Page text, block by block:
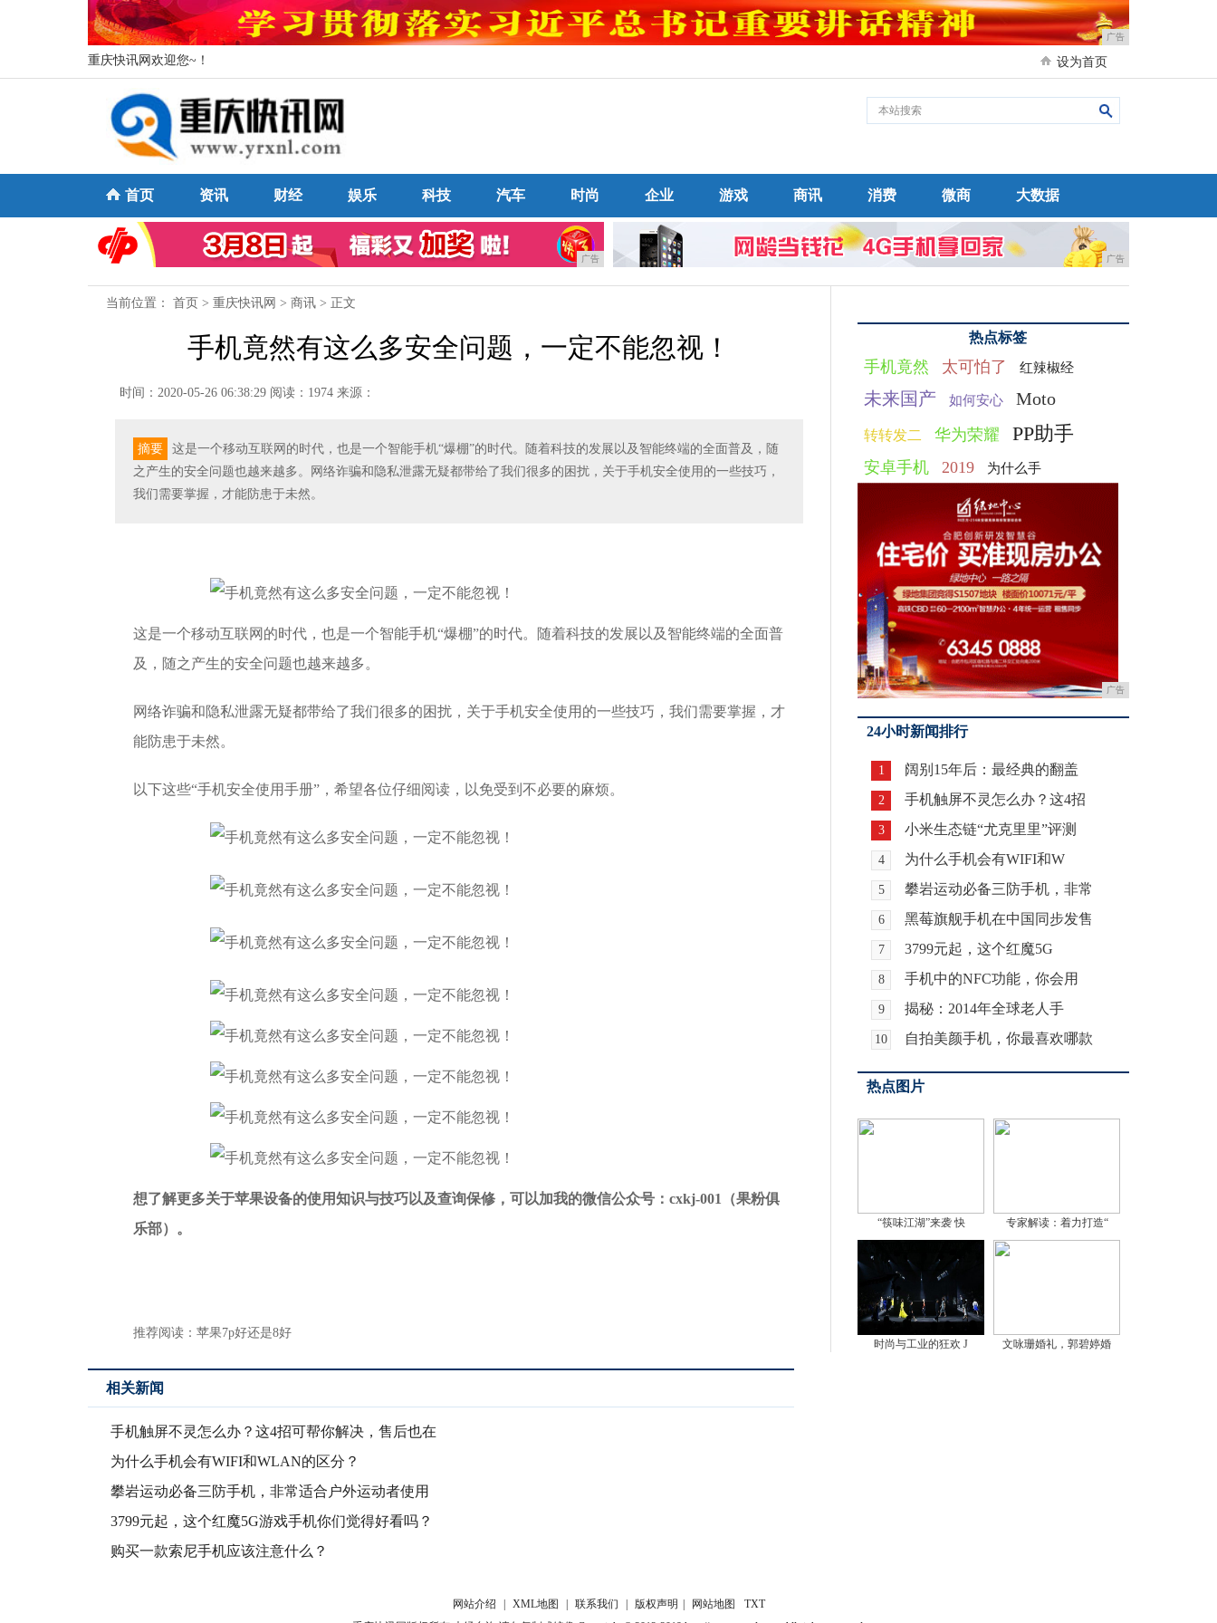
广告
重庆快讯网欢迎您~！ 设为首页
首页 资讯 财经 娱乐 科技 汽车 时尚 企业 游戏 商讯 消费 微商 大数据
广告 广告
当前位置： 首页 > 重庆快讯网 > 商讯 > 正文
手机竟然有这么多安全问题，一定不能忽视！
时间：2020-05-26 06:38:29 阅读：1974 来源：
摘要
这是一个移动互联网的时代，也是一个智能手机“爆棚”的时代。随着科技的发展以及智能终端的全面普及，随
之产生的安全问题也越来越多。网络诈骗和隐私泄露无疑都带给了我们很多的困扰，关于手机安全使用的一些技巧，
我们需要掌握，才能防患于未然。
这是一个移动互联网的时代，也是一个智能手机“爆棚”的时代。随着科技的发展以及智能终端的全面普
及，随之产生的安全问题也越来越多。
网络诈骗和隐私泄露无疑都带给了我们很多的困扰，关于手机安全使用的一些技巧，我们需要掌握，才
能防患于未然。
以下这些“手机安全使用手册”，希望各位仔细阅读，以免受到不必要的麻烦。
想了解更多关于苹果设备的使用知识与技巧以及查询保修，可以加我的微信公众号：cxkj-001（果粉俱
乐部）。
推荐阅读： 苹果7p好还是8好
相关新闻
手机触屏不灵怎么办？这4招可帮你解决，售后也在
用哦！
为什么手机会有WIFI和WLAN的区分？
攀岩运动必备三防手机，非常适合户外运动者使用
的智能手
3799元起，这个红魔5G游戏手机你们觉得好看吗？
购买一款索尼手机应该注意什么？
热点标签
手机竟然 太可怕了 红辣椒经
未来国产 如何安心 Moto
转转发二 华为荣耀 PP助手
安卓手机 2019 为什么手
广告
24小时新闻排行
1 阔别15年后：最经典的翻盖
2 手机触屏不灵怎么办？这4招
3 小米生态链“尤克里里”评测
4 为什么手机会有WIFI和W
5 攀岩运动必备三防手机，非常
6 黑莓旗舰手机在中国同步发售
7 3799元起，这个红魔5G
8 手机中的NFC功能，你会用
9 揭秘：2014年全球老人手
10 自拍美颜手机，你最喜欢哪款
热点图片
“筷味江湖”来袭 快 专家解读：着力打造“
时尚与工业的狂欢 J 文咏珊婚礼，郭碧婷婚
网站介绍 XML地图 联系我们 版权声明 网站地图
TXT